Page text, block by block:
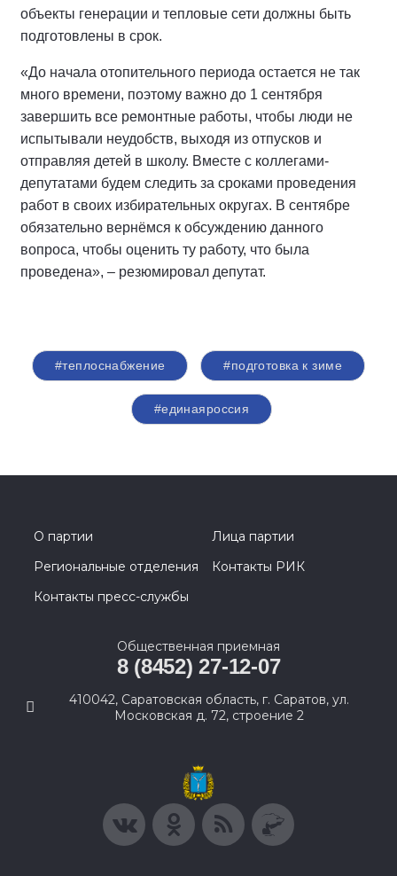
объекты генерации и тепловые сети должны быть
подготовлены в срок.
«До начала отопительного периода остается не так
много времени, поэтому важно до 1 сентября
завершить все ремонтные работы, чтобы люди не
испытывали неудобств, выходя из отпусков и
отправляя детей в школу. Вместе с коллегами-
депутатами будем следить за сроками проведения
работ в своих избирательных округах. В сентябре
обязательно вернёмся к обсуждению данного
вопроса, чтобы оценить ту работу, что была
проведена», – резюмировал депутат.
#теплоснабжение #подготовка к зиме
#единаяроссия
О партии
Лица партии
Региональные отделения
Контакты РИК
Контакты пресс-службы
Общественная приемная
8 (8452) 27-12-07
410042, Саратовская область, г. Саратов, ул.
Московская д. 72, строение 2